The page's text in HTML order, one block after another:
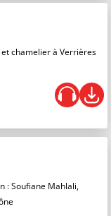
chamelier à Verrières
: Soufiane Mahlali,